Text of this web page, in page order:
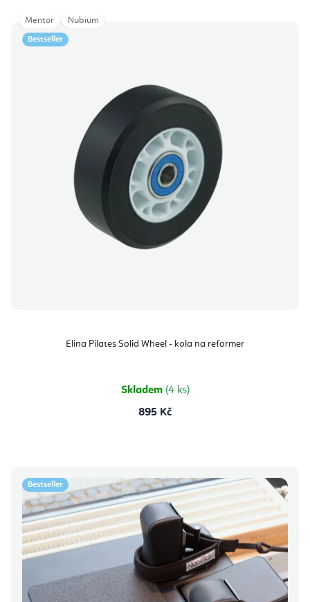
Bestseller
Elina Pilates Solid Wheel - kola na reformer
Skladem (4 ks)
895 Kč
Mentor Nubium
Bestseller